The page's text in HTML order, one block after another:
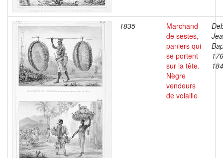
1835
Marchand
de sestes,
paniers qui
se portent
sur la tête.
Nègre
vendeurs
de volaille